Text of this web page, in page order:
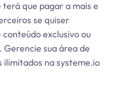
que pagar a mais e
se quiser
exclusivo ou
Gerencie sua área de
ilimitados na systeme.io